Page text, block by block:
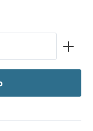
Wert ein